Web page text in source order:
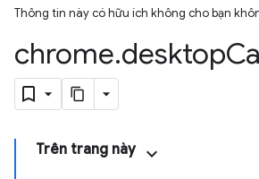
Thông tin này có hữu ích không cho bạn
chrome.desktop
Trên trang này